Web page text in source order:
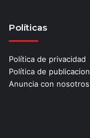
Políticas
Política de privacidad
Política de
Anuncia con nosotros